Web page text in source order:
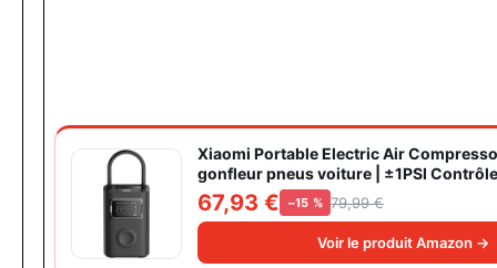
Xiaomi Portable Electric Air
gonfleur pneus voiture | ±1PSI
pneus, 45s gonflage rapide, batterie
avec éclairage, grand cylindre à air 27
67,93 € −15 % 79,99 €
Voir le produit Amazon →